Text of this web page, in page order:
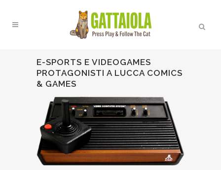
E-SPORTS E VIDEOGAMES
PROTAGONISTI A LUCCA COMICS
& GAMES